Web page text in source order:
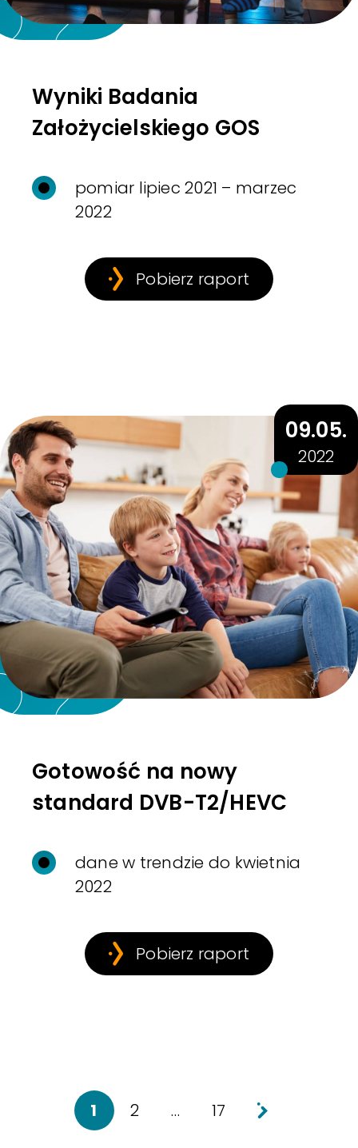
Wyniki Badania
Założycielskiego GOS
pomiar lipiec 2021 – marzec
2022
Pobierz raport
Gotowość na nowy
standard DVB-T2/HEVC
dane w trendzie do kwietnia
2022
Pobierz raport
09.05.
2022
1 2 …
17